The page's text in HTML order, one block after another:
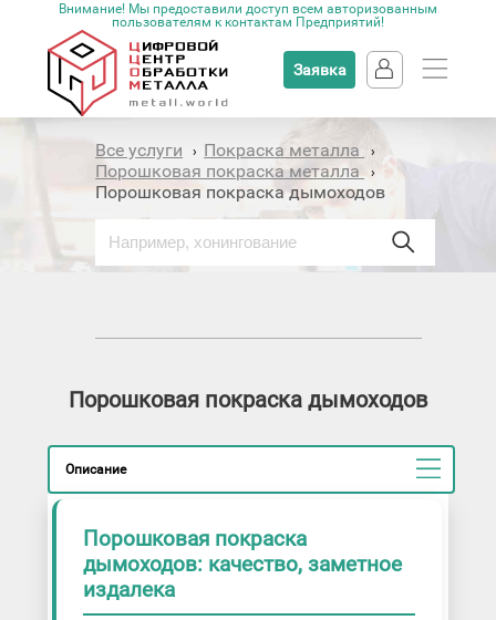
Внимание! Мы предоставили доступ всем авторизованным
пользователям к контактам Предприятий!
Заявка
Все услуги › Покраска металла ›
Порошковая покраска металла ›
Порошковая покраска дымоходов
Порошковая покраска дымоходов
Описание
Порошковая покраска
дымоходов: качество, заметное
издалека